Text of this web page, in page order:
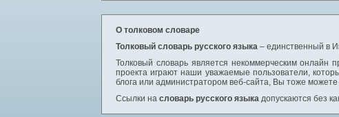
О толковом словаре
Толковый словарь русского языка – единственный в
Толковый словарь является некоммерческим онлайн
проекта играют наши уважаемые пользователи,
блога или администратором веб-сайта, Вы тоже
Ссылки на словарь русского языка допускаются без